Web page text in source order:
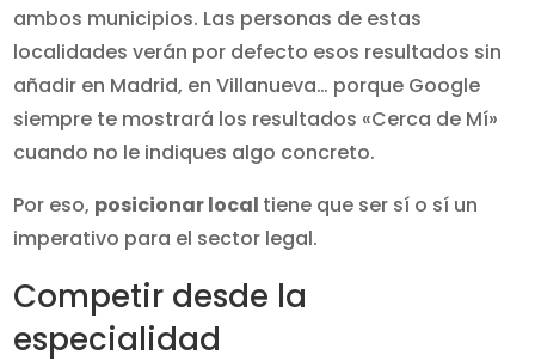
ambos municipios. Las personas de estas
localidades verán por defecto esos resultados sin
añadir en Madrid, en Villanueva… porque Google
siempre te mostrará los resultados «Cerca de Mí»
cuando no le indiques algo concreto.
Por eso, posicionar local tiene que ser sí o sí un
imperativo para el sector legal.
Competir desde la
especialidad